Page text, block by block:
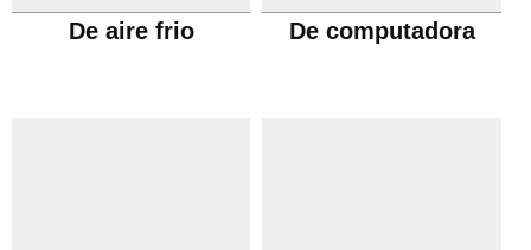
De aire frio De computadora